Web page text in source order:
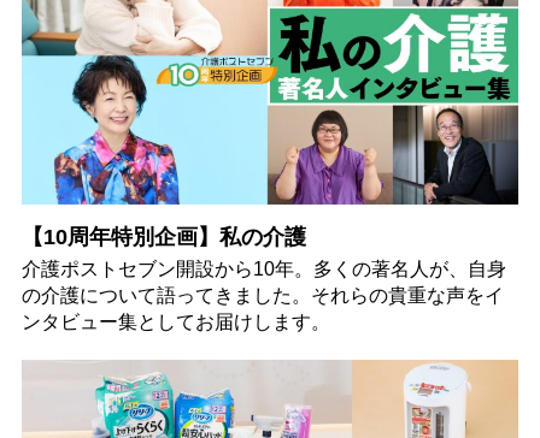
【10周年特別企画】私の介護
介護ポストセブン開設から10年。多くの著名人が、自身
の介護について語ってきました。それらの貴重な声をイ
ンタビュー集としてお届けします。